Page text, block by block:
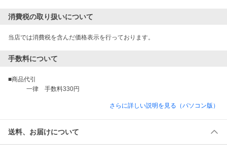
消費税の取り扱いについて
当店では消費税を含んだ価格表示を行っております。
手数料について
■商品代引
さらに詳しい説明を見る（パソコン版）
送料、お届けについて